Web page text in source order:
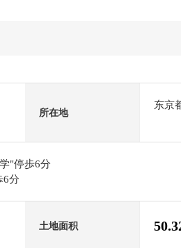
所在地
东京
"停歩6分
6分
土地面积